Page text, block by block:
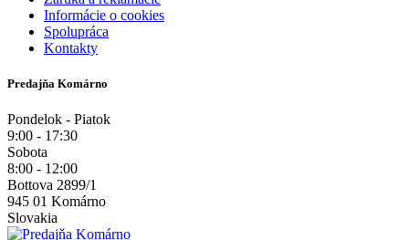
Informácie o cookies
Spolupráca
Kontakty
Predajňa Komárno
Pondelok - Piatok
9:00 - 17:30
Sobota
8:00 - 12:00
Bottova 2899/1
945 01 Komárno
Slovakia